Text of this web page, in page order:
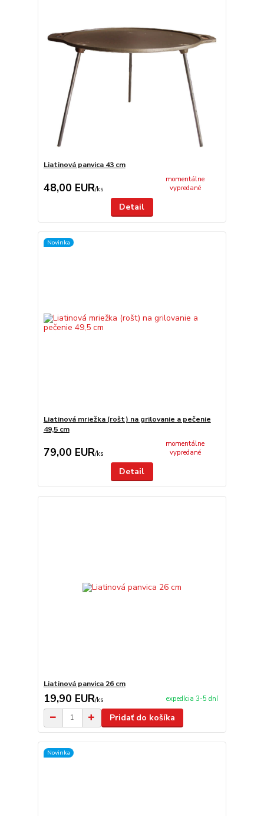
Liatinová panvica 43 cm
48,00 EUR/ks
momentálne
vypredané
Detail
Novinka
Liatinová mriežka (rošt) na grilovanie a pečenie
49,5 cm
79,00 EUR/ks
momentálne
vypredané
Detail
Liatinová panvica 26 cm
19,90 EUR/ks expedícia 3-5 dní
Pridať do košíka
Novinka